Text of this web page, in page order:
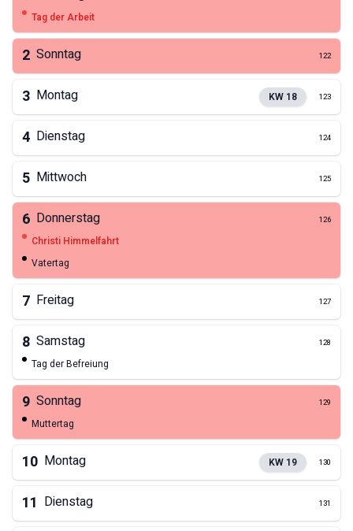
Tag der Arbeit
2 Sonntag 122
3 Montag KW 18 123
4 Dienstag 124
5 Mittwoch 125
6 Donnerstag 126
Christi Himmelfahrt
Vatertag
7 Freitag 127
8 Samstag 128
Tag der Befreiung
9 Sonntag 129
Muttertag
10 Montag KW 19 130
11 Dienstag 131